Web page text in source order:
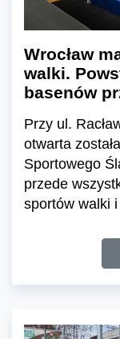
Wrocław
walki.
basenów
Przy ul.
otwarta
Sportowego
przede
sportów walki